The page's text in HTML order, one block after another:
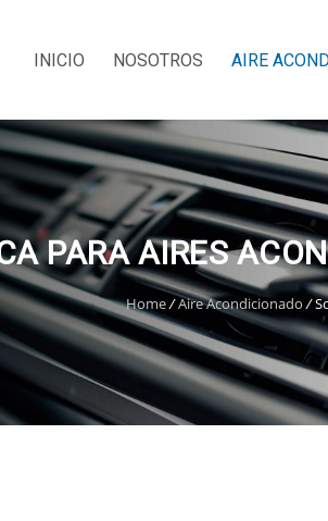
INICIO NOSOTROS AIRE
PARA AIRES
Home/Aire Acondicionado /